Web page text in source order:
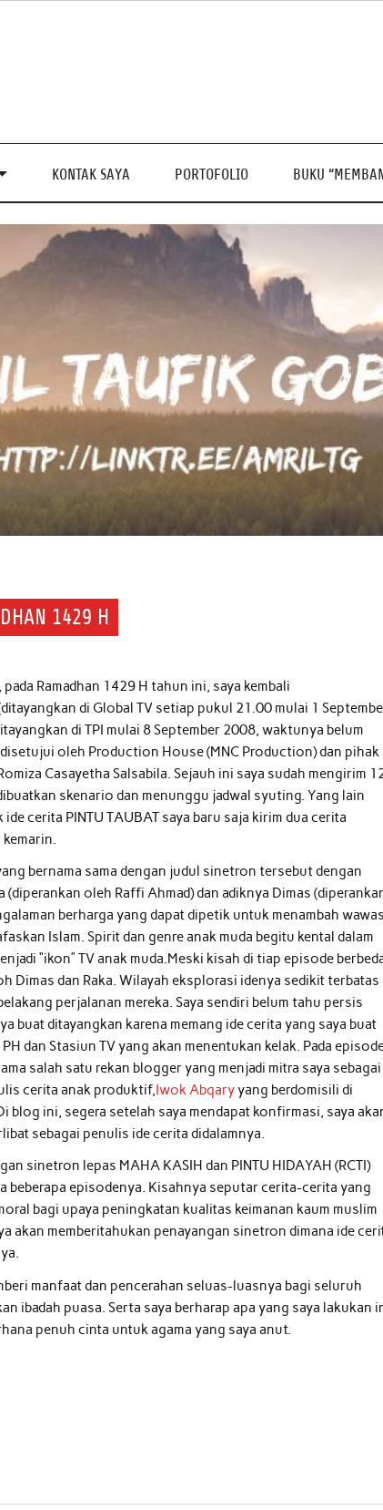
KONTAK SAYA PORTOFOLIO BUKU
1429 H
Ramadhan 1429 H tahun ini, saya kembali
di Global TV setiap pukul 21.00 mulai 1
di TPI mulai 8 September 2008, waktunya belum
oleh Production House (MNC Production) dan pihak
Casayetha Salsabila. Sejauh ini saya sudah mengirim
skenario dan menunggu jadwal syuting. Yang lain
cerita PINTU TAUBAT saya baru saja kirim dua cerita
bernama sama dengan judul sinetron tersebut dengan
oleh Raffi Ahmad) dan adiknya Dimas
berharga yang dapat dipetik untuk menambah
Islam. Spirit dan genre anak muda begitu kental dalam
“ikon” TV anak muda.Meski kisah di tiap episode
Dimas dan Raka. Wilayah eksplorasi idenya sedikit terbatas
perjalanan mereka. Saya sendiri belum tahu persis
buat ditayangkan karena memang ide cerita yang saya buat
dan Stasiun TV yang akan menentukan kelak. Pada
salah satu rekan blogger yang menjadi mitra saya sebagai
cerita anak produktif,Iwok Abqaryyang berdomisili di
ini, segera setelah saya mendapat konfirmasi, saya
sebagai penulis ide cerita didalamnya.
sinetron lepas MAHA KASIH dan PINTU HIDAYAH (RCTI)
beberapa episodenya. Kisahnya seputar cerita-cerita yang
bagi upaya peningkatan kualitas keimanan kaum muslim
akan memberitahukan penayangan sinetron dimana ide
manfaat dan pencerahan seluas-luasnya bagi seluruh
ibadah puasa. Serta saya berharap apa yang saya lakukan
penuh cinta untuk agama yang saya anut.